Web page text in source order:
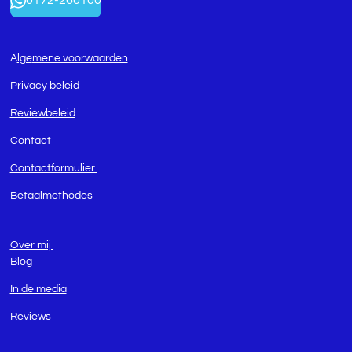
Algemene voorwaarden
Privacy beleid
Reviewbeleid
Contact
Contactformulier
Betaalmethodes
Over mij
Blog
In de media
Reviews